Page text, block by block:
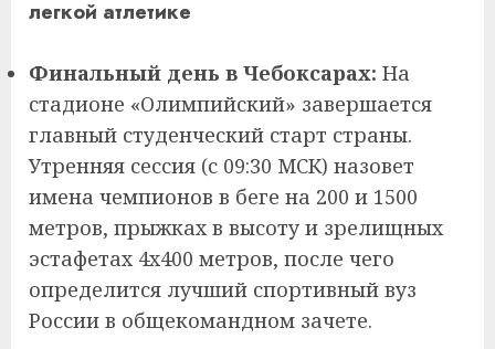
легкой атлетике
Финальный день в Чебоксарах: На
стадионе «Олимпийский» завершается
главный студенческий старт страны.
Утренняя сессия (с 09:30 МСК) назовет
имена чемпионов в беге на 200 и 1500
метров, прыжках в высоту и зрелищных
эстафетах 4х400 метров, после чего
определится лучший спортивный вуз
России в общекомандном зачете.